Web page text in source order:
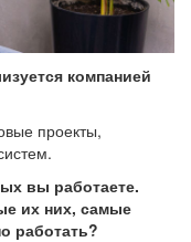
компанией
проекты,
вы работаете.
их них, самые
работать?